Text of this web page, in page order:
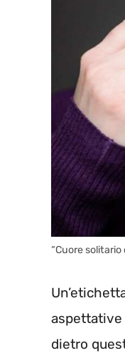
“Cuore
aspettative
dietro